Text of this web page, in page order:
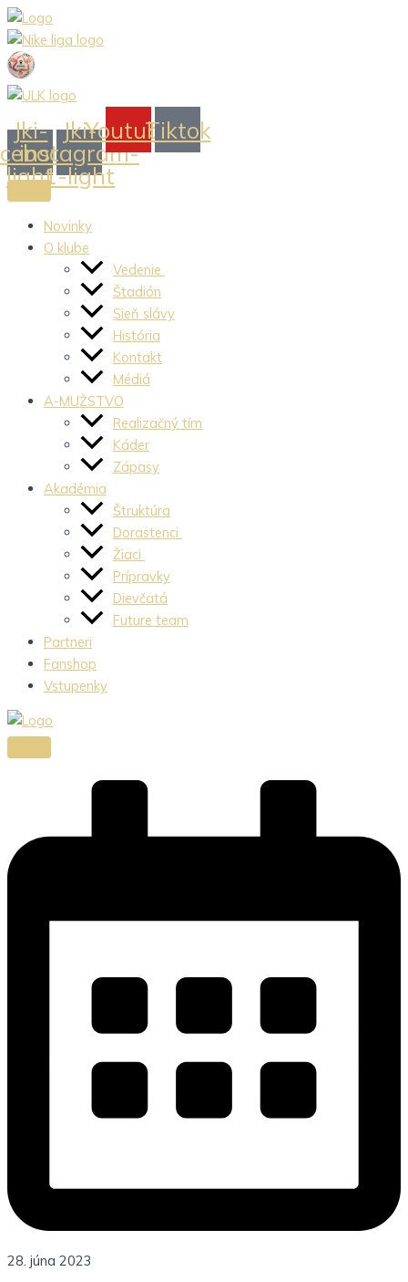
Preskočiť
na
obsah
Jki-
light
Jki-
instagram-
1-light
YoutubeTiktok
Novinky
O klube
Vedenie
Štadión
Sieň slávy
História
Kontakt
Médiá
A-MUŽSTVO
Realizačný tím
Káder
Zápasy
Akadémia
Štruktúra
Dorastenci
Žiaci
Prípravky
Dievčatá
Future team
Partneri
Fanshop
Vstupenky
28. júna 2023